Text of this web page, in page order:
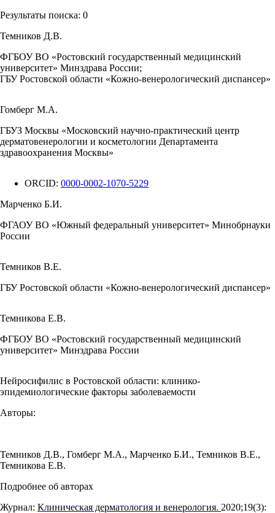
Результаты поиска: 0
Темников Д.В.
ФГБОУ ВО «Ростовский государственный медицинский
университет» Минздрава России;
ГБУ Ростовской области «Кожно-венерологический диспансер»
Гомберг М.А.
ГБУЗ Москвы «Московский научно-практический центр
дерматовенерологии и косметологии Департамента
здравоохранения Москвы»
ORCID: 0000-0002-1070-5229
Марченко Б.И.
ФГАОУ ВО «Южный федеральный университет» Минобрнауки
России
Темников В.Е.
ГБУ Ростовской области «Кожно-венерологический диспансер»
Темникова Е.В.
ФГБОУ ВО «Ростовский государственный медицинский
университет» Минздрава России
Нейросифилис в Ростовской области: клинико-
эпидемиологические факторы заболеваемости
Авторы:
Темников Д.В., Гомберг М.А., Марченко Б.И., Темников В.Е.,
Темникова Е.В.
Подробнее об авторах
Журнал: Клиническая дерматология и венерология. 2020;19(3):